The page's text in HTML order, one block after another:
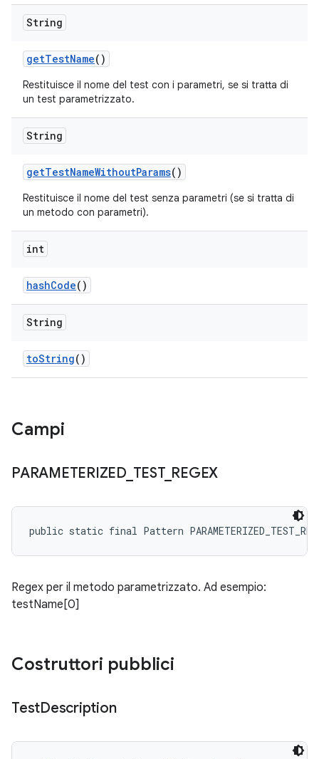
String
getTestName()
Restituisce il nome del test con i parametri, se si tratta di
un test parametrizzato.
String
getTestNameWithoutParams()
Restituisce il nome del test senza parametri (se si tratta di
un metodo con parametri).
int
hashCode()
String
toString()
Campi
PARAMETERIZED_ TEST_ REGEX
public static final Pattern
Regex per il metodo parametrizzato. Ad esempio:
testName[0]
Costruttori pubblici
TestDescription